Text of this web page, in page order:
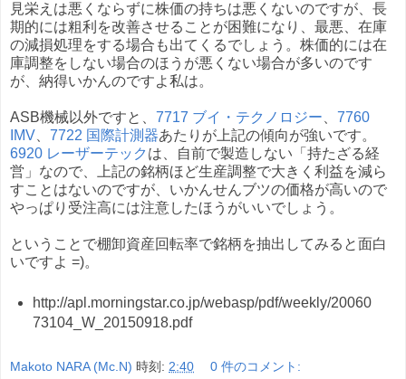
見栄えは悪くならずに株価の持ちは悪くないのですが、長
期的には粗利を改善させることが困難になり、最悪、在庫
の減損処理をする場合も出てくるでしょう。株価的には在
庫調整をしない場合のほうが悪くない場合が多いのです
が、納得いかんのですよ私は。
ASB機械以外ですと、 7717 ブイ・テクノロジー、 7760
IMV、 7722 国際計測器あたりが上記の傾向が強いです。
6920 レーザーテック は、自前で製造しない「持たざる経
営」なので、上記の銘柄ほど生産調整で大きく利益を減ら
すことはないのですが、いかんせんブツの価格が高いので
やっぱり受注高には注意したほうがいいでしょう。
ということで棚卸資産回転率で銘柄を抽出してみると面白
いですよ =)。
http://apl.morningstar.co.jp/webasp/pdf/weekly/20060
73104_W_20150918.pdf
Makoto NARA (Mc.N) 時刻: 2:40 0 件のコメント: